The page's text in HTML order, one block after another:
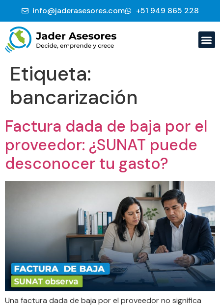
info@jaderasesores.com ‭+51 949 865 228‬
Etiqueta:
bancarización
Factura dada de baja por el
proveedor: ¿SUNAT puede
desconocer tu gasto?
Una factura dada de baja por el proveedor no significa